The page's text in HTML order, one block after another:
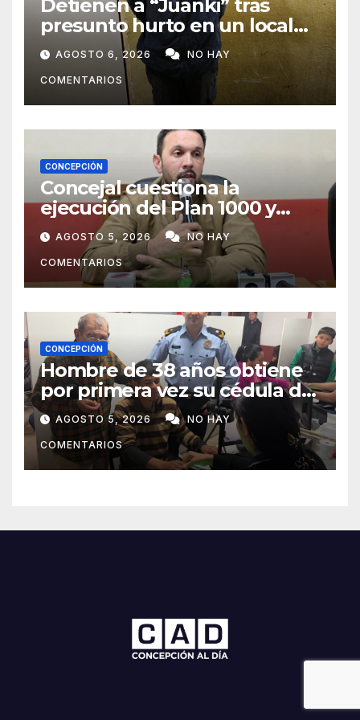
Detienen a “Juanki” tras
presunto hurto en un local
comercial
AGOSTO 6, 2026 NO HAY
COMENTARIOS
CONCEPCIÓN
Concejal cuestiona la
ejecución del Plan 1000 y
pide mayor participación del
municipio
AGOSTO 5, 2026 NO HAY
COMENTARIOS
CONCEPCIÓN
Hombre de 38 años obtiene
por primera vez su cédula de
identidad en Concepción
AGOSTO 5, 2026 NO HAY
COMENTARIOS